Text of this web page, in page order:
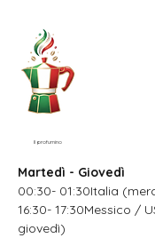
Il profumino
Martedì - Giovedì
00:30- 01:30Italia
16:30- 17:30Messico /
giovedì)